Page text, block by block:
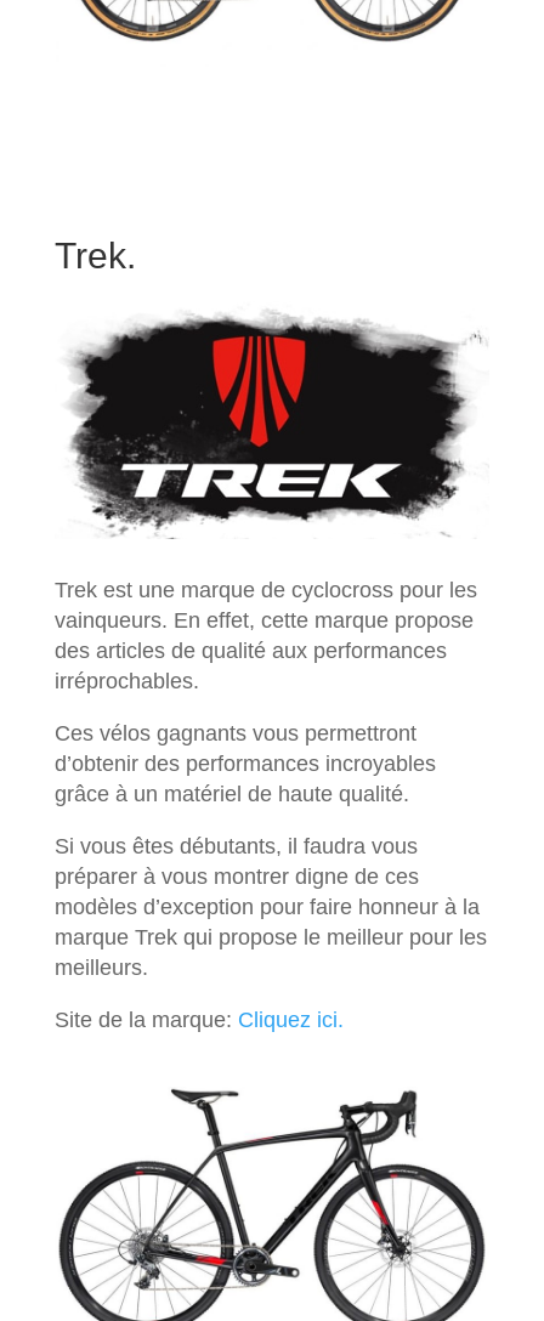
Trek.
Trek est une marque de cyclocross pour les
vainqueurs. En effet, cette marque propose
des articles de qualité aux performances
irréprochables.
Ces vélos gagnants vous permettront
d’obtenir des performances incroyables
grâce à un matériel de haute qualité.
Si vous êtes débutants, il faudra vous
préparer à vous montrer digne de ces
modèles d’exception pour faire honneur à la
marque Trek qui propose le meilleur pour les
meilleurs.
Site de la marque: Cliquez ici.